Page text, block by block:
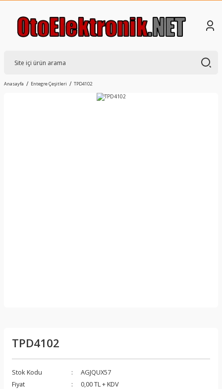
Anasayfa Entegre Çeşitleri TPD4102
TPD4102
Stok Kodu
AGJQUX57
Fiyat
0,00 TL + KDV